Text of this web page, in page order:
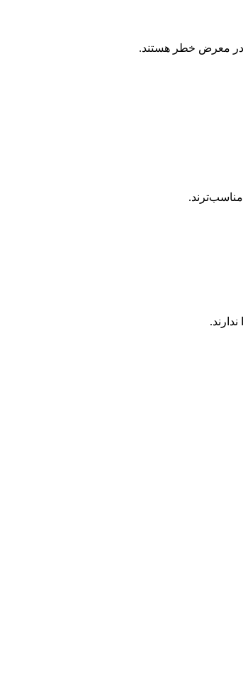
در معرض خطر هستند.